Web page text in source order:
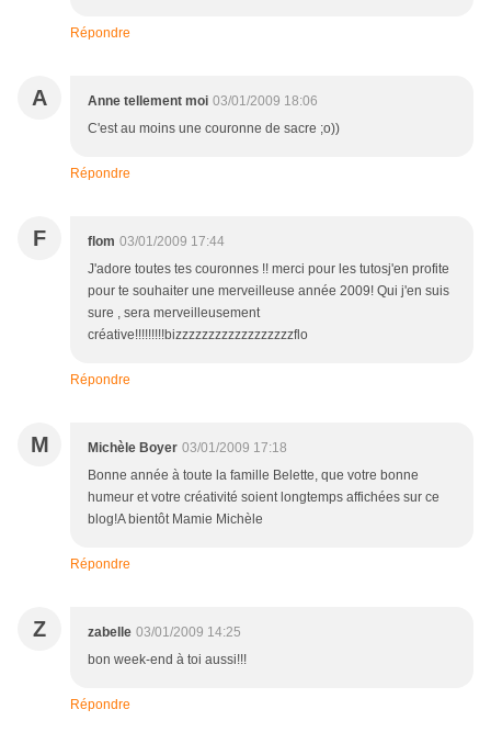
Répondre
A Anne tellement moi 03/01/2009 18:06
C'est au moins une couronne de sacre ;o))
Répondre
F flom 03/01/2009 17:44
J'adore toutes tes couronnes !! merci pour les tutosj'en profite
pour te souhaiter une merveilleuse année 2009! Qui j'en suis
sure , sera merveilleusement
créative!!!!!!!!!bizzzzzzzzzzzzzzzzzzflo
Répondre
M Michèle Boyer 03/01/2009 17:18
Bonne année à toute la famille Belette, que votre bonne
humeur et votre créativité soient longtemps affichées sur ce
blog!A bientôt Mamie Michèle
Répondre
Z zabelle 03/01/2009 14:25
bon week-end à toi aussi!!!
Répondre